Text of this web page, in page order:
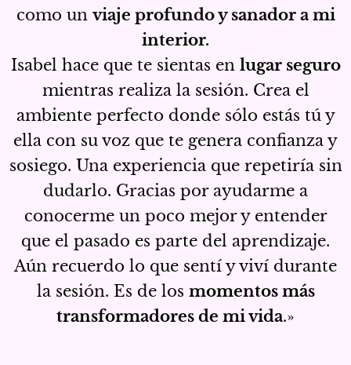
como un viaje profundo y sanador a mi
interior.
Isabel hace que te sientas en lugar seguro
mientras realiza la sesión. Crea el
ambiente perfecto donde sólo estás tú y
ella con su voz que te genera confianza y
sosiego. Una experiencia que repetiría sin
dudarlo. Gracias por ayudarme a
conocerme un poco mejor y entender
que el pasado es parte del aprendizaje.
Aún recuerdo lo que sentí y viví durante
la sesión. Es de los momentos más
transformadores de mi vida.»